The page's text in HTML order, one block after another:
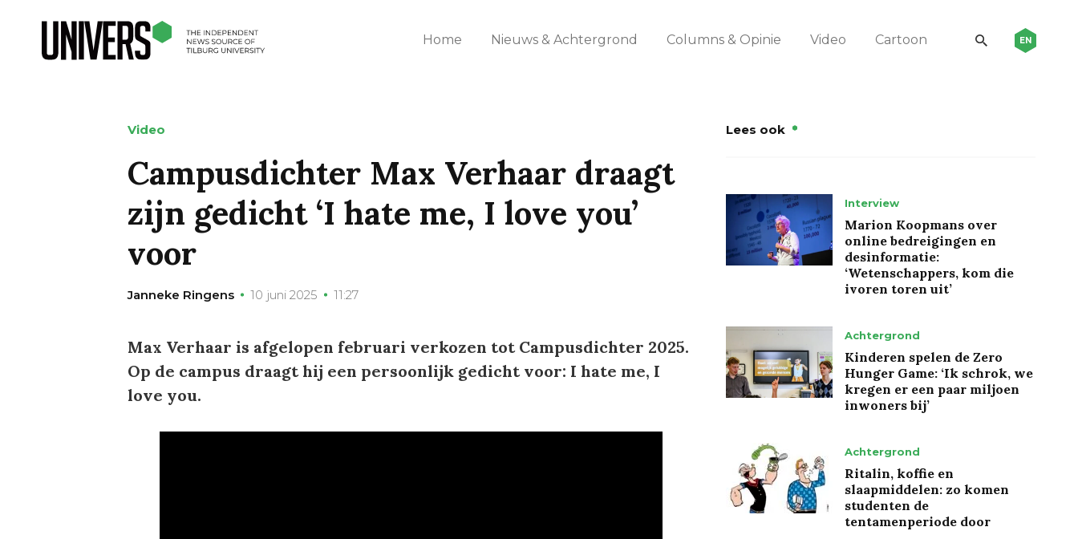
Home Nieuws & Achtergrond Columns & Opinie Video Cartoon EN
Video
Campusdichter Max Verhaar draagt
zijn gedicht ‘I hate me, I love you’
voor
Janneke Ringens 10 juni 2025 11:27
Max Verhaar is afgelopen februari verkozen tot Campusdichter 2025.
Op de campus draagt hij een persoonlijk gedicht voor: I hate me, I
love you.
Lees ook
Interview
Marion Koopmans over
online bedreigingen en
desinformatie:
‘Wetenschappers, kom die
ivoren toren uit’
Achtergrond
Kinderen spelen de Zero
Hunger Game: ‘Ik schrok, we
kregen er een paar miljoen
inwoners bij’
Achtergrond
Ritalin, koffie en
slaapmiddelen: zo komen
studenten de
tentamenperiode door